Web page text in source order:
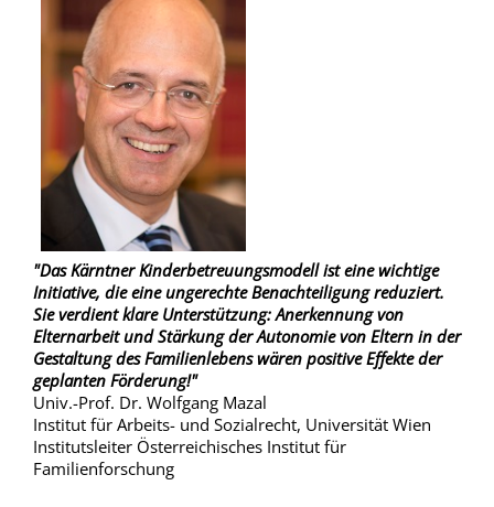
"Das Kärntner Kinderbetreuungsmodell ist eine wichtige
Initiative, die eine ungerechte Benachteiligung reduziert.
Sie verdient klare Unterstützung: Anerkennung von
Elternarbeit und Stärkung der Autonomie von Eltern in der
Gestaltung des Familienlebens wären positive Effekte der
geplanten Förderung!"
Univ.-Prof. Dr. Wolfgang Mazal
Institut für Arbeits- und Sozialrecht, Universität Wien
Institutsleiter Österreichisches Institut für
Familienforschung